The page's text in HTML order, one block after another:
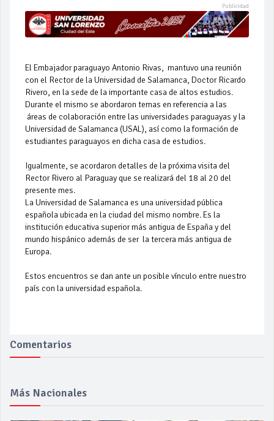
El Embajador paraguayo Antonio Rivas, mantuvo una reunión
con el Rector de la Universidad de Salamanca, Doctor Ricardo
Rivero, en la sede de la importante casa de altos estudios.
Durante el mismo se abordaron temas en referencia a las
áreas de colaboración entre las universidades paraguayas y la
Universidad de Salamanca (USAL), así como la formación de
estudiantes paraguayos en dicha casa de estudios.
Igualmente, se acordaron detalles de la próxima visita del
Rector Rivero al Paraguay que se realizará del 18 al 20 del
presente mes.
La Universidad de Salamanca es una universidad pública
española ubicada en la ciudad del mismo nombre. Es la
institución educativa superior más antigua de España y del
mundo hispánico además de ser la tercera más antigua de
Europa.
Estos encuentros se dan ante un posible vínculo entre nuestro
país con la universidad española.
Comentarios
Más Nacionales